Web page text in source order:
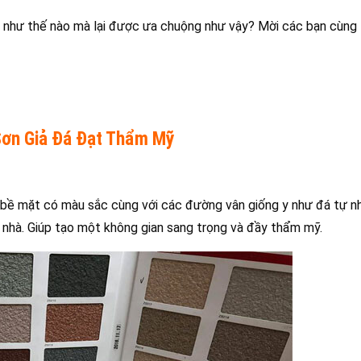
thế nào mà lại được ưa chuộng như vậy? Mời các bạn cùng
Giả Đá Đạt Thẩm Mỹ
mặt có màu sắc cùng với các đường vân giống y như đá tự
Giúp tạo một không gian sang trọng và đầy thẩm mỹ.